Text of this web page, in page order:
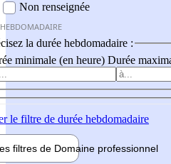
Non renseignée
la durée hebdomadaire :
minimale (en heure) Durée
le filtre de durée hebdomadaire
filtres de Domaine professionnel